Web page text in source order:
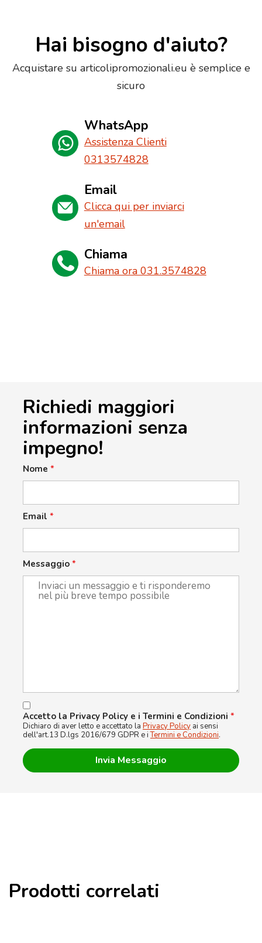
Hai bisogno d'aiuto?
Acquistare su articolipromozionali.eu è semplice e
sicuro
WhatsApp
Assistenza Clienti
0313574828
Email
Clicca qui per inviarci
un'email
Chiama
Chiama ora 031.3574828
Richiedi maggiori
informazioni senza
impegno!
Nome *
Email *
Messaggio *
Accetto la Privacy Policy e i Termini e Condizioni *
Dichiaro di aver letto e accettato la Privacy Policy ai sensi
dell'art.13 D.lgs 2016/679 GDPR e iTermini e Condizioni.
Prodotti correlati